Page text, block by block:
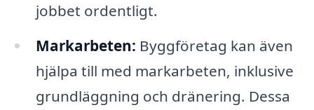
jobbet ordentligt.
Markarbeten: Byggföretag kan även
hjälpa till med markarbeten, inklusive
grundläggning och dränering. Dessa